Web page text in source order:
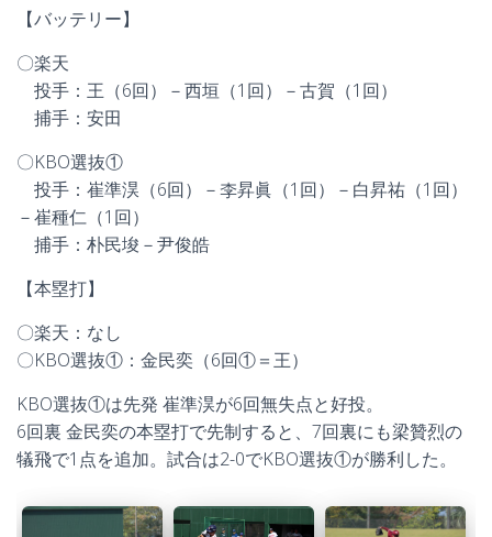
【バッテリー】
〇楽天
投手：王（6回）－西垣（1回）－古賀（1回）
捕手：安田
〇KBO選抜①
投手：崔準淏（6回）－李昇眞（1回）－白昇祐（1回）
－崔種仁（1回）
捕手：朴民埈－尹俊皓
【本塁打】
〇楽天：なし
〇KBO選抜①：金民奕（6回①＝王）
KBO選抜①は先発 崔準淏が6回無失点と好投。
6回裏 金民奕の本塁打で先制すると、7回裏にも梁贊烈の
犠飛で1点を追加。試合は2-0でKBO選抜①が勝利した。